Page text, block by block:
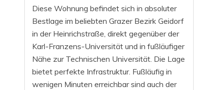
Diese Wohnung befindet sich in absoluter
Bestlage im beliebten Grazer Bezirk Geidorf
in der Heinrichstraße, direkt gegenüber der
Karl-Franzens-Universität und in fußläufiger
Nähe zur Technischen Universität. Die Lage
bietet perfekte Infrastruktur. Fußläufig in
wenigen Minuten erreichbar sind auch der